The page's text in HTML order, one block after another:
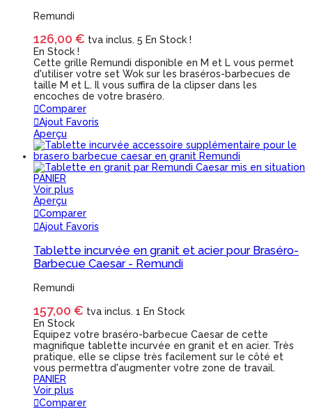
Remundi
126,00 € tva inclus. 5 En Stock !
En Stock !
Cette grille Remundi disponible en M et L vous permet
d'utiliser votre set Wok sur les braséros-barbecues de
taille M et L. Il vous suffira de la clipser dans les
encoches de votre braséro.
Comparer
Ajout Favoris
Aperçu
PANIER
Voir plus
Aperçu
Comparer
Ajout Favoris
Tablette incurvée en granit et acier pour Braséro-
Barbecue Caesar - Remundi
Remundi
157,00 € tva inclus. 1 En Stock
En Stock
Equipez votre braséro-barbecue Caesar de cette
magnifique tablette incurvée en granit et en acier. Très
pratique, elle se clipse très facilement sur le côté et
vous permettra d'augmenter votre zone de travail.
PANIER
Voir plus
Comparer